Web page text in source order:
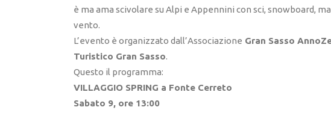
è ma ama scivolare su Alpi e Appennini con sci, snowboard,
vento.
L’evento è organizzato dall’Associazione Gran Sasso
Turistico Gran Sasso.
Questo il programma:
VILLAGGIO SPRING a Fonte Cerreto
Sabato 9, ore 13:00